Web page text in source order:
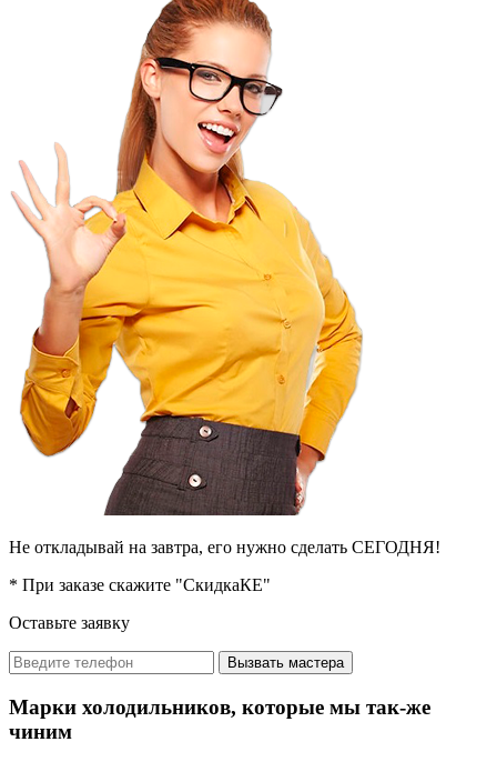
Не откладывай на завтра, его нужно сделать СЕГОДНЯ!
* При заказе скажите "СкидкаКЕ"
Оставьте заявку
Вызвать мастера
Марки холодильников, которые мы так-же
чиним